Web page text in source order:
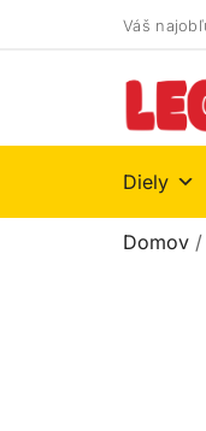
Váš
Diely
Domov /